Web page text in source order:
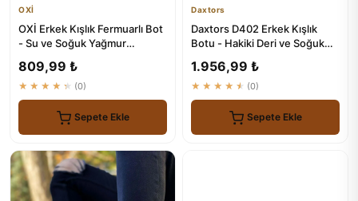
OXİ
OXİ Erkek Kışlık Fermuarlı Bot
- Su ve Soğuk Yağmur
809,99 ₺
★★★★★ (0)
Sepete Ekle
Daxtors
Daxtors D402 Erkek Kışlık
Botu - Hakiki Deri ve Soğuk
1.956,99 ₺
★★★★★ (0)
Sepete Ekle